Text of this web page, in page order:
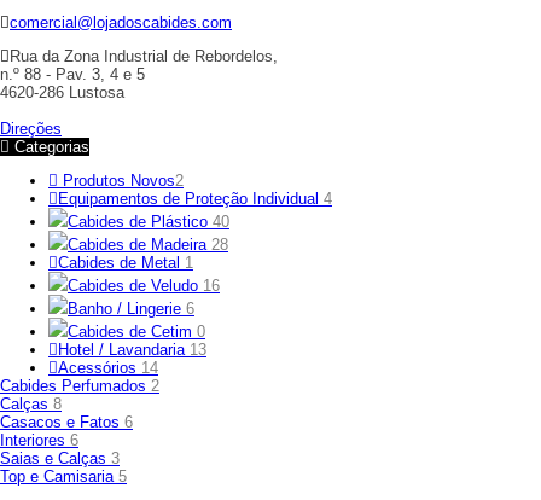
comercial@lojadoscabides.com
Rua da Zona Industrial de Rebordelos,
n.º 88 - Pav. 3, 4 e 5
4620-286 Lustosa
Direções
Categorias
Produtos Novos2
Equipamentos de Proteção Individual 4
Cabides de Plástico 40
Cabides de Madeira 28
Cabides de Metal 1
Cabides de Veludo 16
Banho / Lingerie 6
Cabides de Cetim 0
Hotel / Lavandaria 13
Acessórios 14
Cabides Perfumados 2
Calças 8
Casacos e Fatos 6
Interiores 6
Saias e Calças 3
Top e Camisaria 5